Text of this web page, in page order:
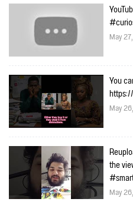
May
You
May
the
May